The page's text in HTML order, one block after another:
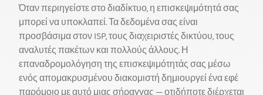
Όταν περιηγείστε στο διαδίκτυο, η επισκεψιμότητά σας
μπορεί να υποκλαπεί. Τα δεδομένα σας είναι
προσβάσιμα στον ISP, τους διαχειριστές δικτύου, τους
αναλυτές πακέτων και πολλούς άλλους. Η
επαναδρομολόγηση της επισκεψιμότητάς σας μέσω
ενός απομακρυσμένου διακομιστή δημιουργεί ένα εφέ